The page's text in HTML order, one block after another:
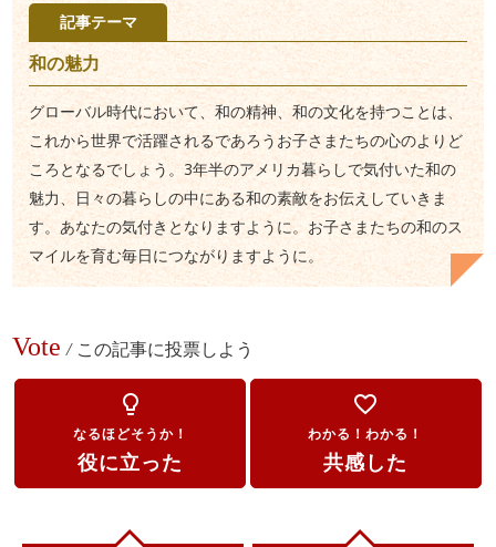
記事テーマ
和の魅力
グローバル時代において、和の精神、和の文化を持つことは、
これから世界で活躍されるであろうお子さまたちの心のよりど
ころとなるでしょう。3年半のアメリカ暮らしで気付いた和の
魅力、日々の暮らしの中にある和の素敵をお伝えしていきま
す。あなたの気付きとなりますように。お子さまたちの和のス
マイルを育む毎日につながりますように。
Vote / この記事に投票しよう
lightbulb_outline
なるほどそうか！
役に立った
favorite_border
わかる！わかる！
共感した